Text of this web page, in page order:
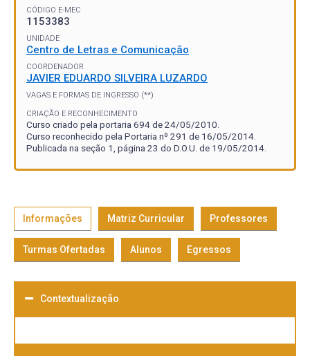
CÓDIGO E-MEC
1153383
UNIDADE
Centro de Letras e Comunicação
COORDENADOR
JAVIER EDUARDO SILVEIRA LUZARDO
VAGAS E FORMAS DE INGRESSO (**)
CRIAÇÃO E RECONHECIMENTO
Curso criado pela portaria 694 de 24/05/2010.
Curso reconhecido pela Portaria nº 291 de 16/05/2014.
Publicada na seção 1, página 23 do D.O.U. de 19/05/2014.
Informações Matriz Curricular Professores
Turmas Ofertadas Alunos Egressos
Contextualização